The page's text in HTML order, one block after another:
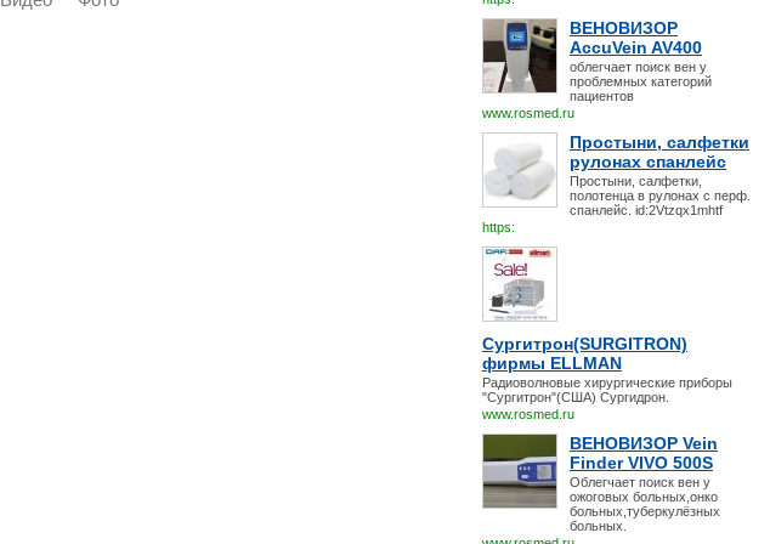
ВЕНОВИЗОР
AccuVein AV400
облегчает поиск вен у
проблемных категорий
пациентов
www.rosmed.ru
Простыни, салфетки
рулонах спанлейс
Простыни, салфетки,
полотенца в рулонах с перф.
спанлейс. id:2Vtzqx1mhtf
https:
Сургитрон(SURGITRON)
фирмы ELLMAN
Радиоволновые хирургические приборы
"Сургитрон"(США) Сургидрон.
www.rosmed.ru
ВЕНОВИЗОР Vein
Finder VIVO 500S
Облегчает поиск вен у
ожоговых больных,онко
больных,туберкулёзных
больных.